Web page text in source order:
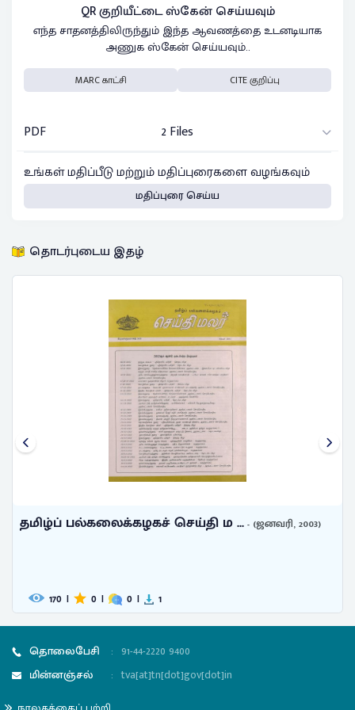
QR குறியீட்டை ஸ்கேன் செய்யவும்
எந்த சாதனத்திலிருந்தும் இந்த ஆவணத்தை உடனடியாக
அணுக ஸ்கேன் செய்யவும்..
MARC காட்சி CITE குறிப்பு
PDF
2 Files
உங்கள் மதிப்பீடு மற்றும் மதிப்புரைகளை வழங்கவும்
மதிப்புரை செய்ய
தொடர்புடைய இதழ்
தமிழ்ப் பல்கலைக்கழகச் செய்தி ம ...- (ஜனவரி, 2003)
170 | 0 | 0 | 1
தொலைபேசி : 91-44-2220 9400
மின்னஞ்சல்
: tva[at]tn[dot]gov[dot]in